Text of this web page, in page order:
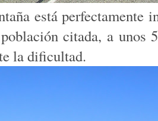
está perfectamente
citada, a unos
la dificultad.